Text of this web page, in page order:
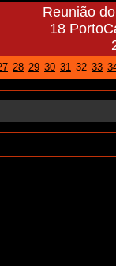
Reunião
18
28 29 30 31 32 33